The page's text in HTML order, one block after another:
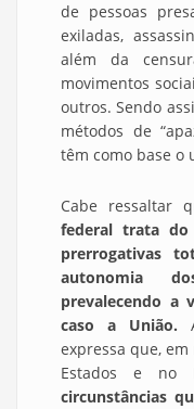
de pessoas
exiladas,
além da
movimentos
outros. Sendo
métodos de
têm como base o
Cabe ressaltar
federal trata do
prerrogativas
autonomia
prevalecendo a
caso a União.
expressa que,
Estados e no
circunstâncias